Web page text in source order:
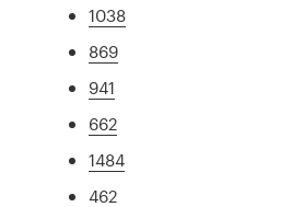
1038
869
941
662
1484
462